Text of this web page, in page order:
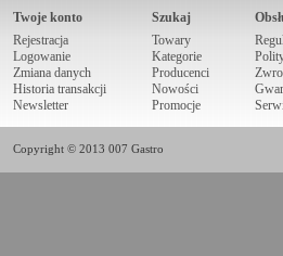
Twoje konto
Rejestracja
Logowanie
Zmiana danych
Historia transakcji
Newsletter
Szukaj
Towary
Kategorie
Producenci
Nowości
Promocje
Copyright © 2013 007 Gastro